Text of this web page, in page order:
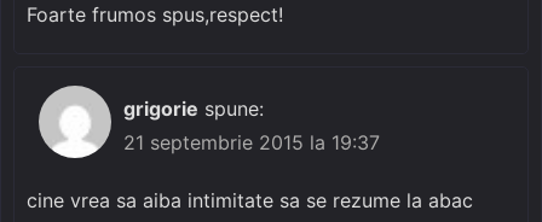
Foarte frumos spus,respect!
grigorie spune:
21 septembrie 2015 la 19:37
cine vrea sa aiba intimitate sa se rezume la abac